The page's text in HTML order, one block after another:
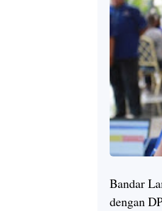
Bandar
dengan